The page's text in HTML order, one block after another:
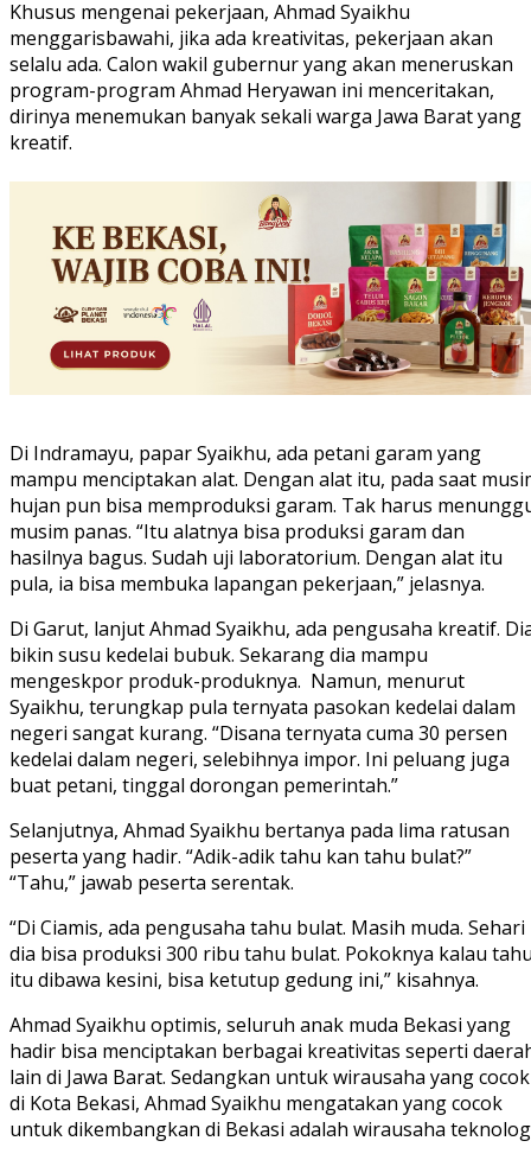
Khusus mengenai pekerjaan, Ahmad Syaikhu
menggarisbawahi, jika ada kreativitas, pekerjaan akan
selalu ada. Calon wakil gubernur yang akan meneruskan
program-program Ahmad Heryawan ini menceritakan,
dirinya menemukan banyak sekali warga Jawa Barat yang
kreatif.
Di Indramayu, papar Syaikhu, ada petani garam yang
mampu menciptakan alat. Dengan alat itu, pada saat
hujan pun bisa memproduksi garam. Tak harus
musim panas. “Itu alatnya bisa produksi garam dan
hasilnya bagus. Sudah uji laboratorium. Dengan alat itu
pula, ia bisa membuka lapangan pekerjaan,” jelasnya.
Di Garut, lanjut Ahmad Syaikhu, ada pengusaha kreatif.
bikin susu kedelai bubuk. Sekarang dia mampu
mengeskpor produk-produknya. Namun, menurut
Syaikhu, terungkap pula ternyata pasokan kedelai dalam
negeri sangat kurang. “Disana ternyata cuma 30 persen
kedelai dalam negeri, selebihnya impor. Ini peluang juga
buat petani, tinggal dorongan pemerintah.”
Selanjutnya, Ahmad Syaikhu bertanya pada lima ratusan
peserta yang hadir. “Adik-adik tahu kan tahu bulat?”
“Tahu,” jawab peserta serentak.
“Di Ciamis, ada pengusaha tahu bulat. Masih muda. Sehari
dia bisa produksi 300 ribu tahu bulat. Pokoknya kalau
itu dibawa kesini, bisa ketutup gedung ini,” kisahnya.
Ahmad Syaikhu optimis, seluruh anak muda Bekasi yang
hadir bisa menciptakan berbagai kreativitas seperti
lain di Jawa Barat. Sedangkan untuk wirausaha yang cocok
di Kota Bekasi, Ahmad Syaikhu mengatakan yang cocok
untuk dikembangkan di Bekasi adalah wirausaha